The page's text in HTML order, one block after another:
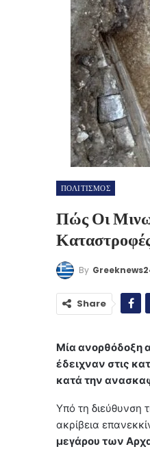
ΠΟΛΙΤΙΣΜΟΣ
Πώς Οι
By
Share
Μία ανορθόδοξη
έδειχναν στις
κατά την
Υπό τη διεύθυνση
ακρίβεια
μεγάρου των